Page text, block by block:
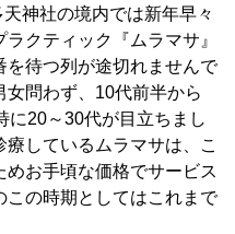
神社の境内では新年早々
クティック『ムラマサ』
を待つ列が途切れませんで
女問わず、10代前半から
に20～30代が目立ちまし
しているムラマサは、こ
お手頃な価格でサービス
この時期としてはこれまで